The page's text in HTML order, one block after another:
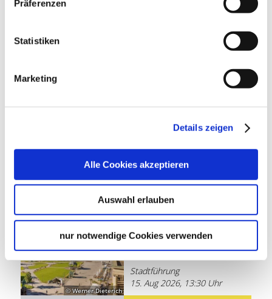
Präferenzen
Statistiken
Marketing
Details zeigen
Alle Cookies akzeptieren
Auswahl erlauben
nur notwendige Cookies verwenden
36,00 €
Schillerstraße 23, 70173 Stuttgart
Stutt­gart Ci­ty­tour -
Grü­ne Tour
15. Aug 2026, 11:00 Uhr
ab24,00 € Jetzt buchen
© Werner Dieterich
Entfernung anzeigen
Treffpunkt: Haus des Tourismus am Marktplatz, neben dem Rathaus, Marktstraße 2, 70173 Stuttgart, Deutschland
Stutt­gart kurz und
kna­ckig
Stadtführung
15. Aug 2026, 13:30 Uhr